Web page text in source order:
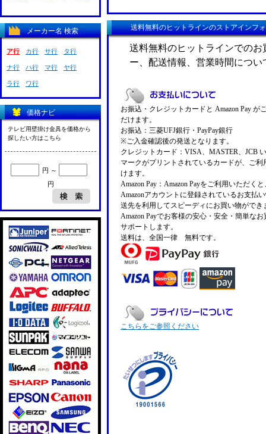
送料無料のヒットラインのストアインフ
送料無料のヒットラインでの
ー、配送情報、営業時間につ
お振込・クレジットカードと Amazon Pay が
だけます。
お振込：三菱UFJ銀行・PayPay銀行
※ご入金確認後の発送となります。
クレジットカード：VISA、MASTER、JCB
マークがプリントされているカードが、ご利
けます。
Amazon Pay：Amazon Payをご利用いただく
Amazonアカウントに登録されているお支払
送先を利用してスピーディにお買い物ができ
Amazon Payでお客様の安心・安全・簡単な
サポートします。
送料は、全国一律 無料です。
こちらをご参照ください
メーカー名 検索
ア行 カ行 サ行 タ行
ナ行 ハ行 マ行 ヤ行
ラ行 ワ行
価格ナビ
テレビ用壁掛け金具を価格から
探したい方はこちら
円 ～
円